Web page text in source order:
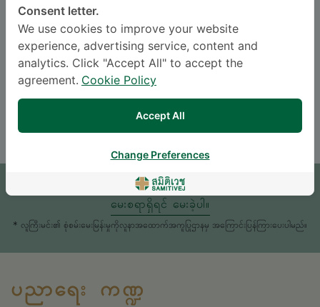
Pediatrics, Pediatric Endocrinology and
Metabolism
ဘာသာစကား
ရက်ချိန်းယူရန်
မေးစရာရှိရင် မေးခဲ့ပါ။
* လူကြီးမင်း၏ စုံစမ်းမေးမြန်းမှုကိုလူနာအထောက်အကူပြုဌာနမှ အကြောင်းပြန်ကြားပေးပါမည်။
ပညာရေး ကဏ္ဍ
Consent letter.
We use cookies to improve your website
experience, advertising service, content and
analytics. Click "Accept All" to accept the
agreement. Cookie Policy
Accept All
Change Preferences